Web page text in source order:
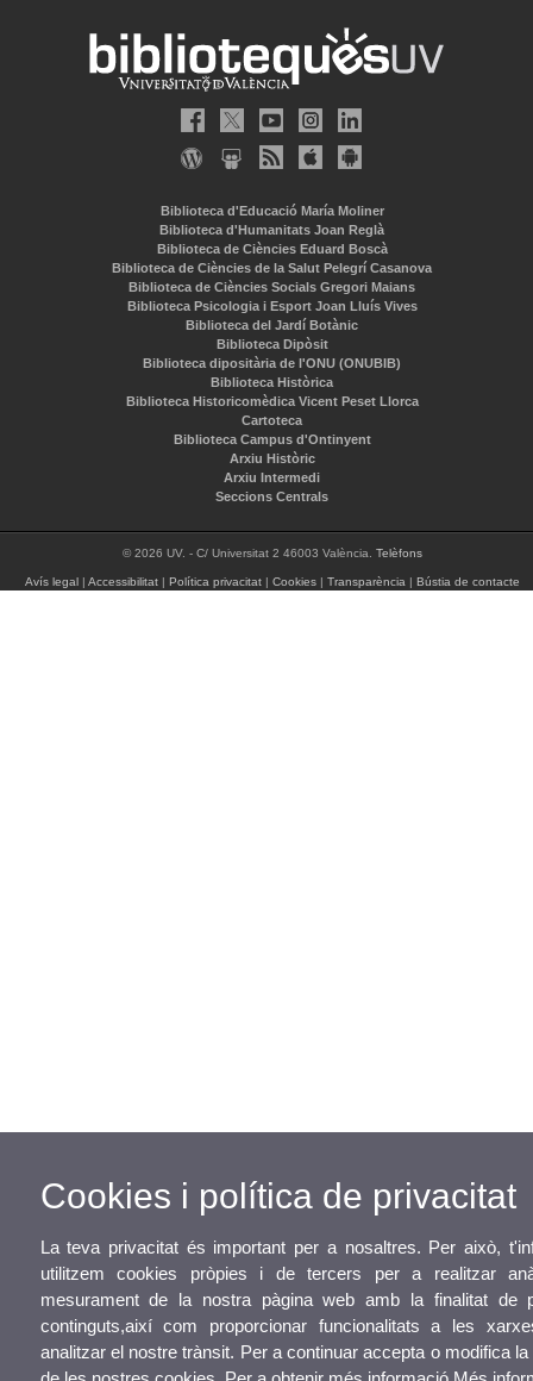
Biblioteca d'Educació María Moliner
Biblioteca d'Humanitats Joan Reglà
Biblioteca de Ciències Eduard Boscà
Biblioteca de Ciències de la Salut Pelegrí Casanova
Biblioteca de Ciències Socials Gregori Maians
Biblioteca Psicologia i Esport Joan Lluís Vives
Biblioteca del Jardí Botànic
Biblioteca Dipòsit
Biblioteca dipositària de l'ONU (ONUBIB)
Biblioteca Històrica
Biblioteca Historicomèdica Vicent Peset Llorca
Cartoteca
Biblioteca Campus d'Ontinyent
Arxiu Històric
Arxiu Intermedi
Seccions Centrals
© 2026 UV. - C/ Universitat 2 46003 València. Telèfons
Avís legal| Accessibilitat| Política privacitat| Cookies| Transparència | Bústia de contacte
Cookies i política de privacitat
La teva privacitat és important per a nosaltres. Per això,
utilitzem cookies pròpies i de tercers per a realitzar
mesurament de la nostra pàgina web amb la finalitat de
continguts,així com proporcionar funcionalitats a les
analitzar el nostre trànsit. Per a continuar accepta o modifica